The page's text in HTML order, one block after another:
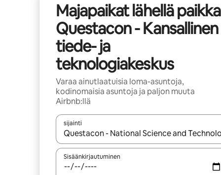
Majapaikat lähellä
Questacon - Kansallinen
tiede- ja
teknologiakeskus
Varaa ainutlaatuisia loma-asuntoja,
kodinomaisia asuntoja ja paljon muuta
Airbnb:llä
sijainti
Kun tulokset ovat saatavilla, navigoi ylös- ja
Sisäänkirjautuminen